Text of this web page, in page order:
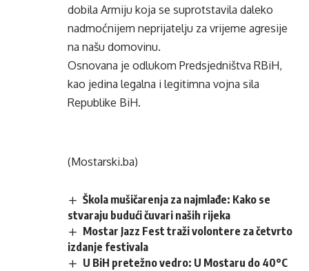
dobila Armiju koja se suprotstavila daleko
nadmoćnijem neprijatelju za vrijeme agresije
na našu domovinu.
Osnovana je odlukom Predsjedništva RBiH,
kao jedina legalna i legitimna vojna sila
Republike BiH.
(Mostarski.ba)
Škola mušičarenja za najmlađe: Kako se
stvaraju budući čuvari naših rijeka
Mostar Jazz Fest traži volontere za četvrto
izdanje festivala
U BiH pretežno vedro: U Mostaru do 40°C